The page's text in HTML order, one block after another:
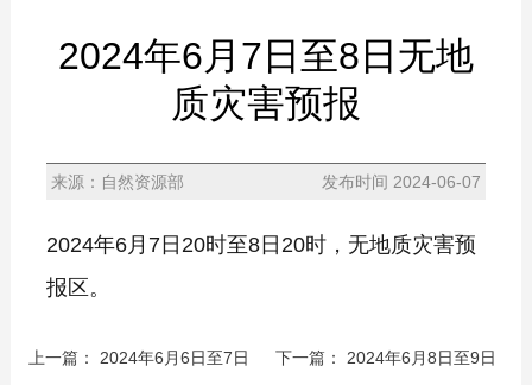
2024年6月7日至8日无地
质灾害预报
来源：自然资源部 发布时间 2024-06-07
2024年6月7日20时至8日20时，无地质灾害预
报区。
上一篇：
2024年6月6日至7日
下一篇：
2024年6月8日至9日